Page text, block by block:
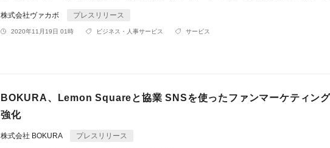
株式会社ヴァカボ プレスリリース
2020年11月19日 01時 ビジネス・人事サービス サービス
BOKURA、Lemon Squareと協業 SNSを使ったファンマーケティン
強化
株式会社 BOKURA プレスリリース